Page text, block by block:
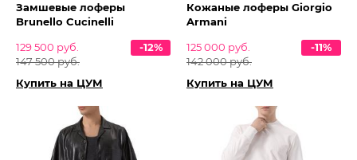
Замшевые лоферы
Brunello Cucinelli
129 500 руб.
147 500 руб.
-12%
Купить на ЦУМ
Кожаные лоферы Giorgio
Armani
125 000 руб.
142 000 руб.
-11%
Купить на ЦУМ